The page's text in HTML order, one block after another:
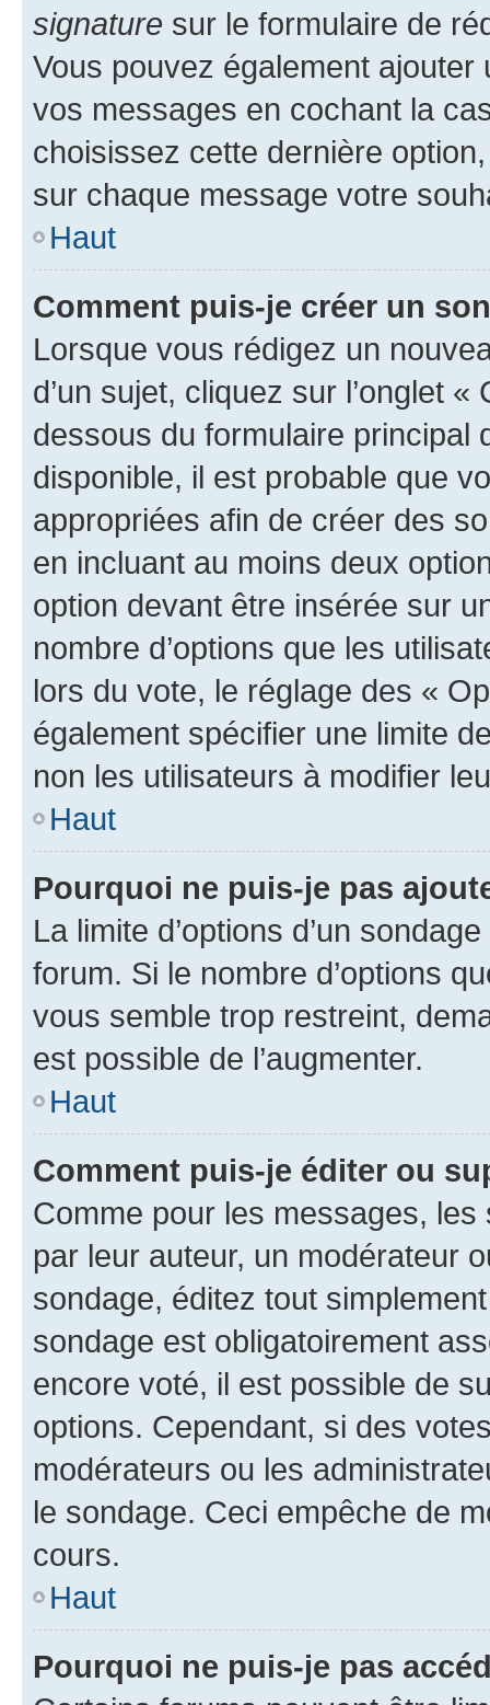
signature sur le formulaire de
Vous pouvez également
vos messages en cochant la
choisissez cette dernière
sur chaque message votre
Haut
Comment puis-je créer un
Lorsque vous rédigez un
d’un sujet, cliquez sur l’onglet
dessous du formulaire principal
disponible, il est probable que
appropriées afin de créer des
en incluant au moins deux
option devant être insérée sur
nombre d’options que les
lors du vote, le réglage des «
également spécifier une limite
non les utilisateurs à modifier
Haut
Pourquoi ne puis-je pas
La limite d’options d’un
forum. Si le nombre d’options
vous semble trop restreint,
est possible de l’augmenter.
Haut
Comment puis-je éditer ou
Comme pour les messages,
par leur auteur, un modérateur
sondage, éditez tout
sondage est obligatoirement
encore voté, il est possible de
options. Cependant, si des
modérateurs ou les
le sondage. Ceci empêche de
cours.
Haut
Pourquoi ne puis-je pas